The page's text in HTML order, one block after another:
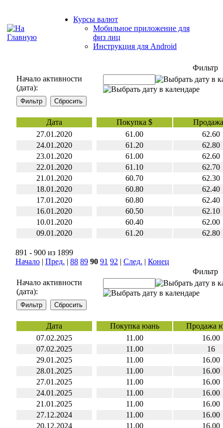
Курсы валют
Мобильное приложение для
физ лиц
Инструкция для Android
Фильтр
Начало активности
(дата):
Дата Покупка $
27.01.2020
61.00
62.60
24.01.2020
61.20
62.80
23.01.2020
61.00
62.60
22.01.2020
61.10
62.70
21.01.2020
60.70
62.30
18.01.2020
60.80
62.40
17.01.2020
60.80
62.40
16.01.2020
60.50
62.10
10.01.2020
60.40
62.00
09.01.2020
61.20 62.80
891 - 900 из 1899
Начало | Пред. | 88 89 90 91 92 | След. | Конец
Фильтр
Начало активности
(дата):
Дата Покупка юань
Продажа
07.02.2025
11.00
16.00
07.02.2025
11.00
16
29.01.2025
11.00
16.00
28.01.2025
11.00
16.00
27.01.2025
11.00
16.00
24.01.2025
11.00
16.00
21.01.2025
11.00
16.00
27.12.2024
11.00
16.00
20.12.2024
11,00
16,00